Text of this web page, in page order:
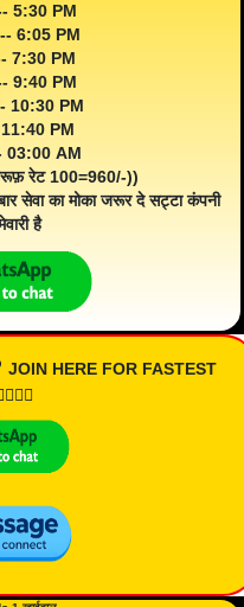
5:30 PM
6:05 PM
7:30 PM
9:40 PM
10:30 PM
PM
03:00 AM
रेट 100=960/-))
सेवा का मोका जरूर दे सट्टा कंपनी
है
JOIN HERE FOR FASTEST